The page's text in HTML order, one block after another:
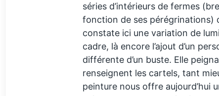
séries d’intérieurs de fermes
fonction de ses pérégrinations)
constate ici une variation de
cadre, là encore l’ajout d’un
différente d’un buste. Elle
renseignent les cartels, tant
peinture nous offre aujourd’hui